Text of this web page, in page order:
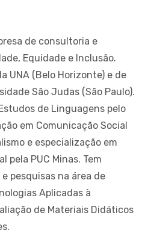
de consultoria e
Equidade e Inclusão.
UNA (Belo Horizonte) e de
São Judas (São Paulo).
de Linguagens pelo
em Comunicação Social
e especialização em
pela PUC Minas. Tem
pesquisas na área de
Aplicadas à
de Materiais Didáticos